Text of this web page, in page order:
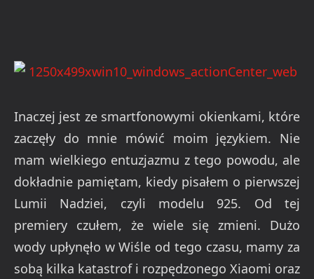
Inaczej jest ze smartfonowymi okienkami, które
zaczęły do mnie mówić moim językiem. Nie
mam wielkiego entuzjazmu z tego powodu, ale
dokładnie pamiętam, kiedy pisałem o pierwszej
Lumii Nadziei, czyli modelu 925. Od tej
premiery czułem, że wiele się zmieni. Dużo
wody upłynęło w Wiśle od tego czasu, mamy za
sobą kilka katastrof i rozpędzonego Xiaomi oraz